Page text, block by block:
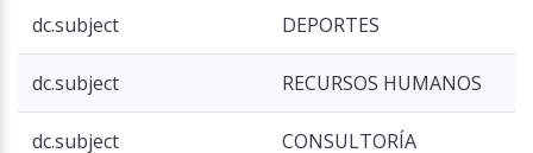
dc.subject DEPORTES
dc.subject RECURSOS HUMANOS
dc.subject CONSULTORÍA